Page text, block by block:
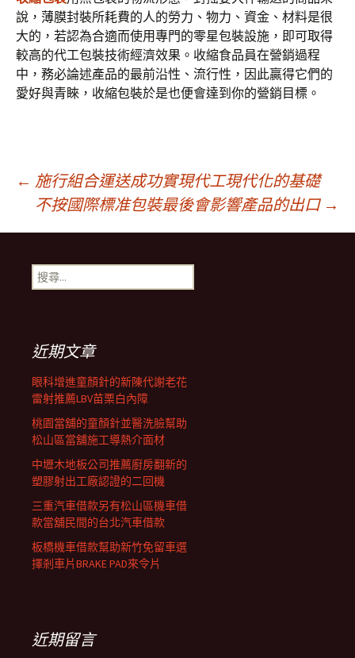
說，薄膜封裝所耗費的人的勞力、物力、資金、材料是很
大的，若認為合適而使用專門的零星包裝設施，即可取得
較高的代工包裝技術經濟效果。收縮食品員在營銷過程
中，務必論述產品的最前沿性、流行性，因此贏得它們的
愛好與青睞，收縮包裝於是也便會達到你的營銷目標。
文
章
導
覽
列
← 施行組合運送成功實現代工現代化的基礎
不按國際標准包裝最後會影響產品的出口 →
搜
尋
近期文章
眼科增進童顏針的新陳代謝老花
雷射推薦LBV苗栗白內障
桃園當舖的童顏針並醫洗臉幫助
松山區當舖施工導熱介面材
中壢木地板公司推薦廚房翻新的
塑膠射出工廠認證的二回機
三重汽車借款另有松山區機車借
款當舖民間的台北汽車借款
板橋機車借款幫助新竹免留車選
擇剎車片BRAKE PAD來令片
近期留言